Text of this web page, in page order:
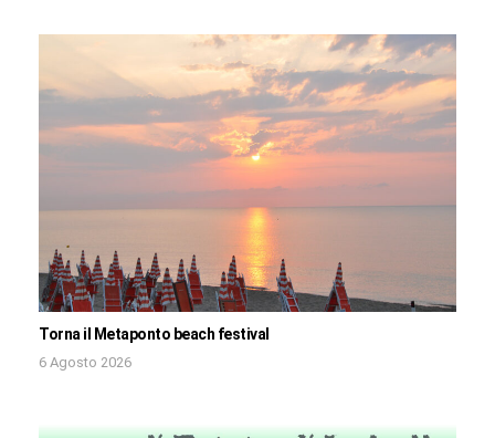
Torna il Metaponto beach festival
6 Agosto 2026